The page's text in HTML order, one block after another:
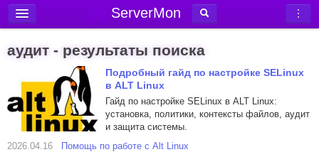
ServerMon
Новости
Блог
Статьи
аудит - результаты поиска
Подробный гайд по настройке SELinux
в ALT Linux
Гайд по настройке SELinux в ALT Linux:
установка, политики, контексты файлов, аудит
и защита системы.
2026.04.16
Помощь по работе с Alt Linux